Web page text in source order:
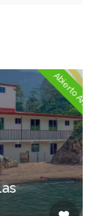
Abierto Ahora